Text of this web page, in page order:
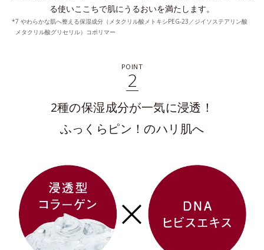
る使いここちで肌にうるおいを満たします。
7 やわらかな肌へ整える保湿成分（メタクリル酸メトキシPEG-23／ジイソステアリン酸
メタクリル酸グリセリル）コポリマー
POINT
2
2種の保湿成分が一気に浸透！
ふっくらピン！のハリ肌へ